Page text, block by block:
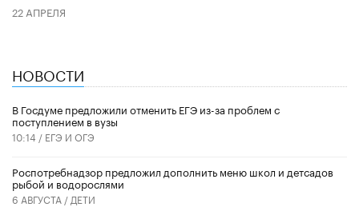
22 АПРЕЛЯ
НОВОСТИ
В Госдуме предложили отменить ЕГЭ из-за проблем с
поступлением в вузы
10:14 / ЕГЭ И ОГЭ
Роспотребнадзор предложил дополнить меню школ и детсадов
рыбой и водорослями
6 АВГУСТА / ДЕТИ